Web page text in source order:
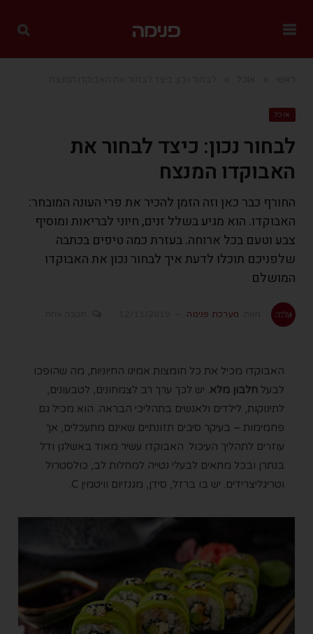
אוכל
לבחור נכון: כיצד לבחור את
האבוקדו המנצח
החורף כבר כאן וזה הזמן להכיר את פרי העונה המובחר:
האבוקדו. הוא מגיע בשלל זנים, חיוני לבריאות ומוסיף
צבע וטעם בכל ארוחה. בעזרת כמה טיפים בכתבה
שלפניכם תוכלו לדעת איך לבחור נכון את האבוקדו
המושלם
מערכת פנימה
האבוקדו מכיל את כל חומצות אמינו החיוניות, מה שהופכו
לבעל חלבון מלא. יש לכך ערך רב לצמחונים, לטבעונים,
לתינוקות, לילדים ולאנשים בתהליכי הבראה. הוא מכיל גם
פחמימות – בעיקר סיבים תזונתיים שאינם מתעכלים, אך
עוזרים לתהליך העיכול. האבוקדו עשיר מאוד באשלגן ודל
בנתרן ובכל מתאים לבעלי נטייה למחלות לב, כולסטרול
וטריגליצרידים. יש בו ברזל, סידן, מגנזיום וויטמין C.